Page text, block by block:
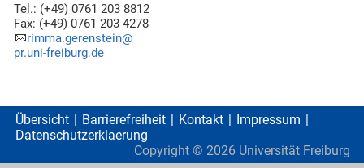
Tel.: (+49) 0761 203 8812
Fax: (+49) 0761 203 4278
rimma.gerenstein@
pr.uni-freiburg.de
Übersicht Barrierefreiheit Kontakt
Impressum
Datenschutzerklaerung
Copyright © 2026 Universität Freiburg